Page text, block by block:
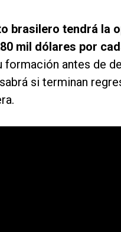
brasilero tendrá la
mil dólares por
antes de
si terminan